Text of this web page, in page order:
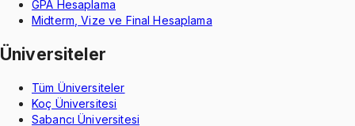
GPA Hesaplama
Midterm, Vize ve Final Hesaplama
Üniversiteler
Tüm Üniversiteler
Koç Üniversitesi
Sabancı Üniversitesi